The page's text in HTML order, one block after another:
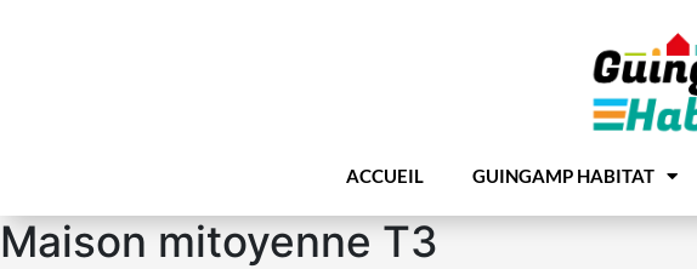
ACCUEIL GUINGAMP HABITAT
Maison mitoyenne T3